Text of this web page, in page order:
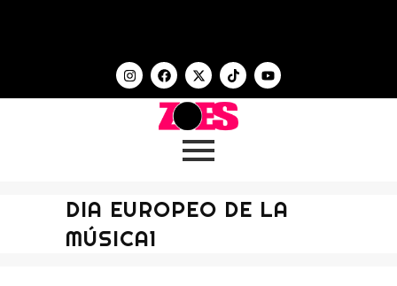
DIA EUROPEO DE LA
MÚSICA1